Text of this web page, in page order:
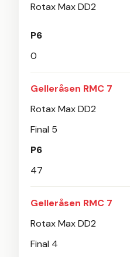
Rotax Max DD2
P6
0
Gelleråsen RMC 7
Rotax Max DD2
Final 5
P6
47
Gelleråsen RMC 7
Rotax Max DD2
Final 4